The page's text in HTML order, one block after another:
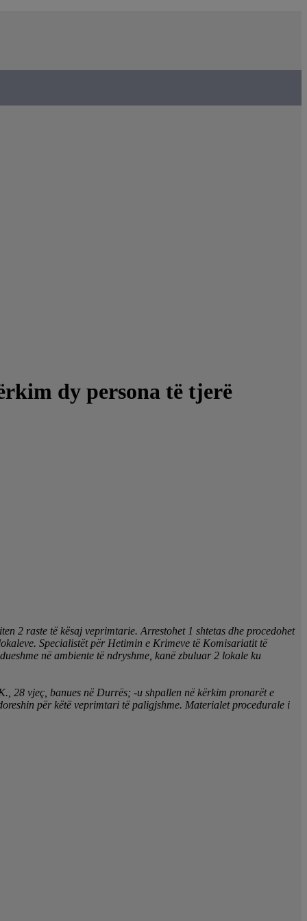
dy persona të tjerë
2 raste të kësaj veprimtarie. Arrestohet 1 shtetas dhe procedohet
Specialistët për Hetimin e Krimeve të Komisariatit të
në ambiente të ndryshme, kanë zbuluar 2 lokale ku
28 vjeç, banues në Durrës; -u shpallen në kërkim pronarët e
për këtë veprimtari të paligjshme. Materialet procedurale i